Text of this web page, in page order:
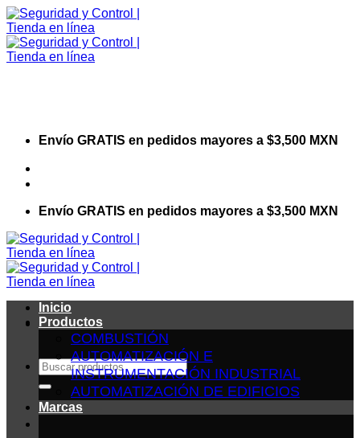
Saltar
al
contenido
Envío GRATIS en pedidos mayores a $3,500 MXN
Envío GRATIS en pedidos mayores a $3,500 MXN
Buscar
por:
Inicio
Productos
COMBUSTIÓN
AUTOMATIZACIÓN E
INSTRUMENTACIÓN INDUSTRIAL
AUTOMATIZACIÓN DE EDIFICIOS
Marcas